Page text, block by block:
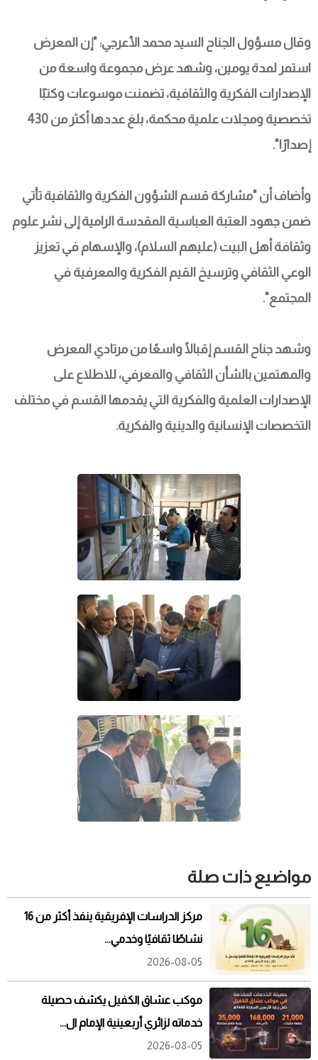
وقال مسؤول الجناح السيد محمد الأعرجي: "إن المعرض
استمر لمدة يومين، وشهد عرض مجموعة واسعة من
الإصدارات الفكرية والثقافية، تضمنت موسوعات وكتبًا
إصدارًا".
وأضاف أن "مشاركة قسم الشؤون الفكرية والثقافية تأتي
ضمن جهود العتبة العباسية المقدسة الرامية إلى نشر علوم
وثقافة أهل البيت (عليهم السلام)، والإسهام في تعزيز
الوعي الثقافي وترسيخ القيم الفكرية والمعرفية في
المجتمع".
وشهد جناح القسم إقبالًا واسعًا من مرتادي المعرض
والمهتمين بالشأن الثقافي والمعرفي، للاطلاع على
الإصدارات العلمية والفكرية التي يقدمها القسم في مختلف
التخصصات الإنسانية والدينية والفكرية.
مواضيع ذات صلة
مركز الدراسات الإفريقية ينفذ أكثر من 16
نشاطًا ثقافيًا وخدمي...
2026-08-05
موكب عشاق الكفيل يكشف حصيلة
خدماته لزائري أربعينية الإمام ال...
2026-08-05